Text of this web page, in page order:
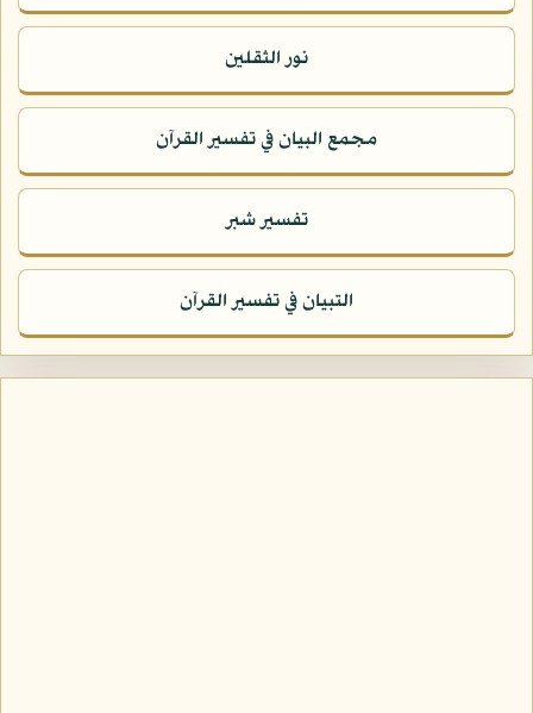
نور الثقلين
مجمع البيان في تفسير القرآن
تفسير شبر
التبيان في تفسير القرآن